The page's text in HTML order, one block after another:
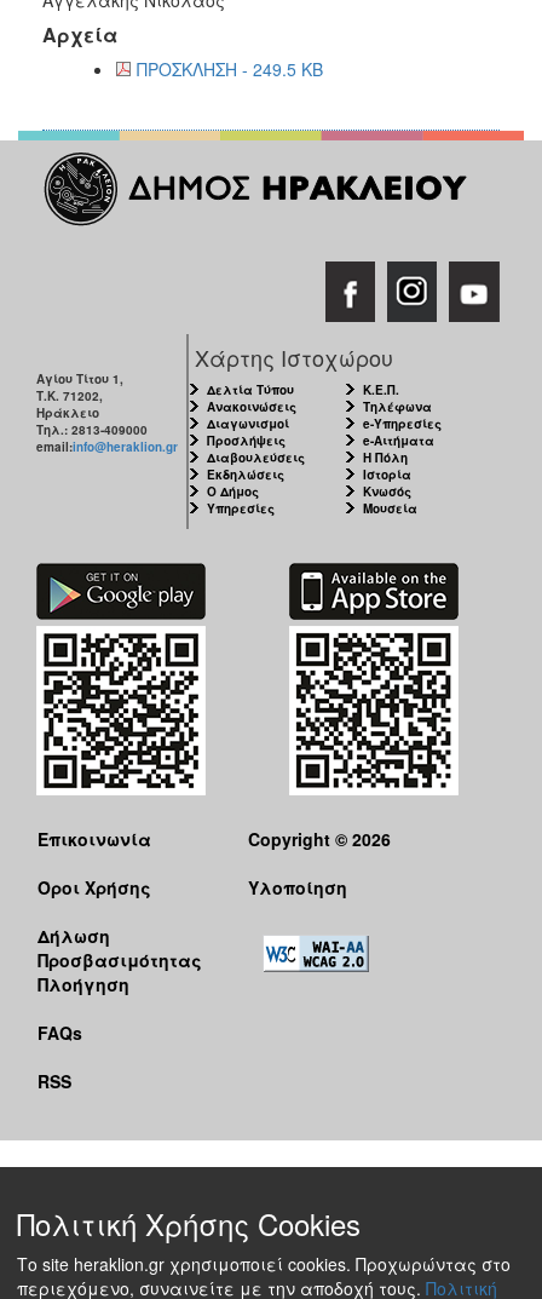
Αρχεία
ΠΡΟΣΚΛΗΣΗ - 249.5 KB
Αγίου Τίτου 1,
Τ.Κ. 71202,
Ηράκλειο
Τηλ.: 2813-409000
email:info@heraklion.gr
Χάρτης Ιστοχώρου
Δελτία Τύπου
Ανακοινώσεις
Διαγωνισμοί
Προσλήψεις
Διαβουλεύσεις
Εκδηλώσεις
Ο Δήμος
Υπηρεσίες
Κ.Ε.Π.
Τηλέφωνα
e-Υπηρεσίες
e-Αιτήματα
Η Πόλη
Ιστορία
Κνωσός
Μουσεία
Επικοινωνία
Όροι Χρήσης
Δήλωση
Προσβασιμότητας
Πλοήγηση
FAQs
RSS
Copyright © 2026
Υλοποίηση
Πολιτική Χρήσης Cookies
Το site heraklion.gr χρησιμοποιεί cookies. Προχωρώντας στο
περιεχόμενο, συναινείτε με την αποδοχή τους. Πολιτική